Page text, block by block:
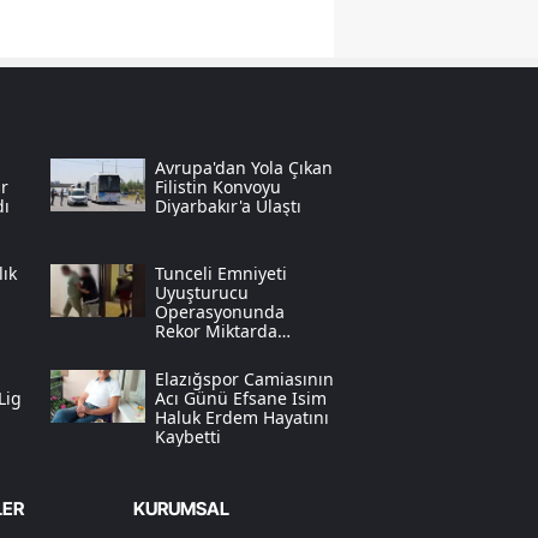
Bayburt
Kırıkkale
Batman
Şırnak
Bartın
Avrupa'dan Yola Çıkan
Filistin Konvoyu
Diyarbakır'a Ulaştı
Tunceli Emniyeti
Uyuşturucu
Operasyonunda
Rekor Miktarda
Elazığspor Camiasının
Acı Günü Efsane Isim
Haluk Erdem Hayatını
Kaybetti
KURUMSAL